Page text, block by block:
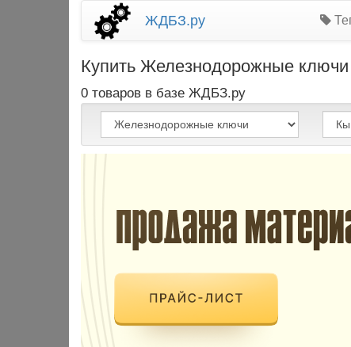
ЖДБЗ.ру
Купить Железнодорожные
0 товаров в базе ЖДБЗ.ру